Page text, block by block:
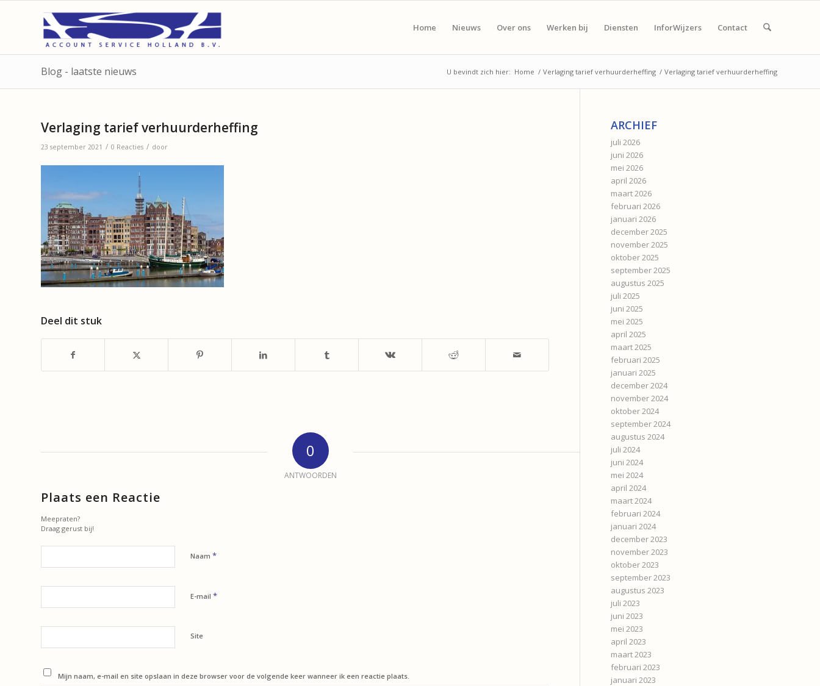
Home Nieuws Over ons Werken bij Diensten InforWijzers Contact
Blog - laatste nieuws U bevindt zich hier: Home / Verlaging tarief verhuurderheffing / Verlaging tarief verhuurderheffing
Verlaging tarief verhuurderheffing
23 september 2021 / 0 Reacties / door
Deel dit stuk
0
ANTWOORDEN
Plaats een Reactie
Meepraten?
Draag gerust bij!
Naam *
E-mail *
Site
Mijn naam, e-mail en site opslaan in deze browser voor de volgende keer wanneer ik een reactie plaats.
ARCHIEF
juli 2026
juni 2026
mei 2026
april 2026
maart 2026
februari 2026
januari 2026
december 2025
november 2025
oktober 2025
september 2025
augustus 2025
juli 2025
juni 2025
mei 2025
april 2025
maart 2025
februari 2025
januari 2025
december 2024
november 2024
oktober 2024
september 2024
augustus 2024
juli 2024
juni 2024
mei 2024
april 2024
maart 2024
februari 2024
januari 2024
december 2023
november 2023
oktober 2023
september 2023
augustus 2023
juli 2023
juni 2023
mei 2023
april 2023
maart 2023
februari 2023
januari 2023